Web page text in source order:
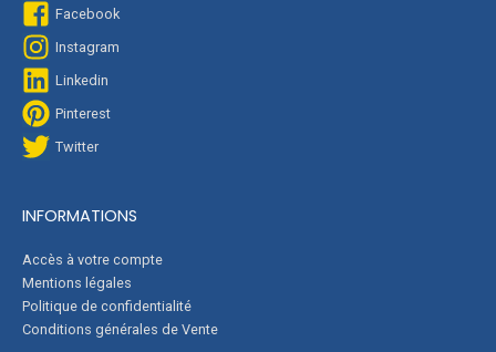
Facebook
Instagram
Linkedin
Pinterest
Twitter
INFORMATIONS
Accès à votre compte
Mentions légales
Politique de confidentialité
Conditions générales de Vente